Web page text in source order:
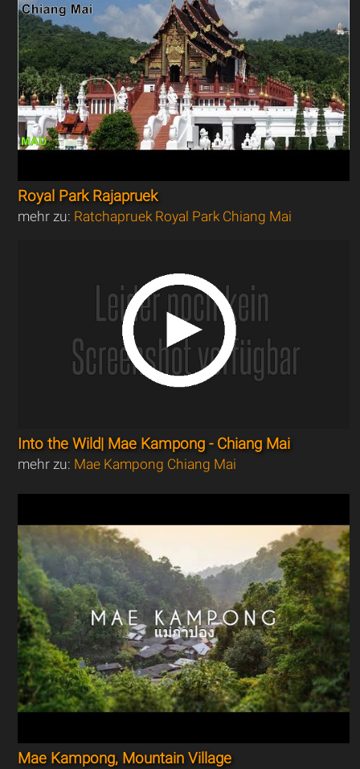
Royal Park Rajapruek
mehr zu: Ratchapruek Royal Park Chiang Mai
Into the Wild| Mae Kampong - Chiang Mai
mehr zu: Mae Kampong Chiang Mai
Mae Kampong, Mountain Village